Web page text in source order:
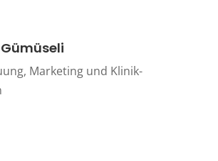
Marketing und Klinik-